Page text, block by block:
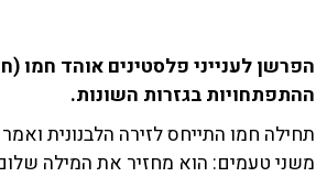
ההתפתחויות בגזרות השונות.
תחילה חמו התייחס לזירה הלבנונית
משני טעמים: הוא מחזיר את המילה